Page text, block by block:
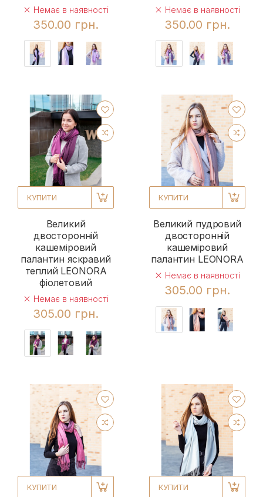
Немає в наявності
350.00 грн.
Немає в наявності
350.00 грн.
КУПИТИ
Великий
двосторонній
кашеміровий
палантин яскравий
теплий LEONORA
фіолетовий
Немає в наявності
305.00 грн.
КУПИТИ
Великий пудровий
двосторонній
кашеміровий
палантин LEONORA
Немає в наявності
305.00 грн.
КУПИТИ КУПИТИ